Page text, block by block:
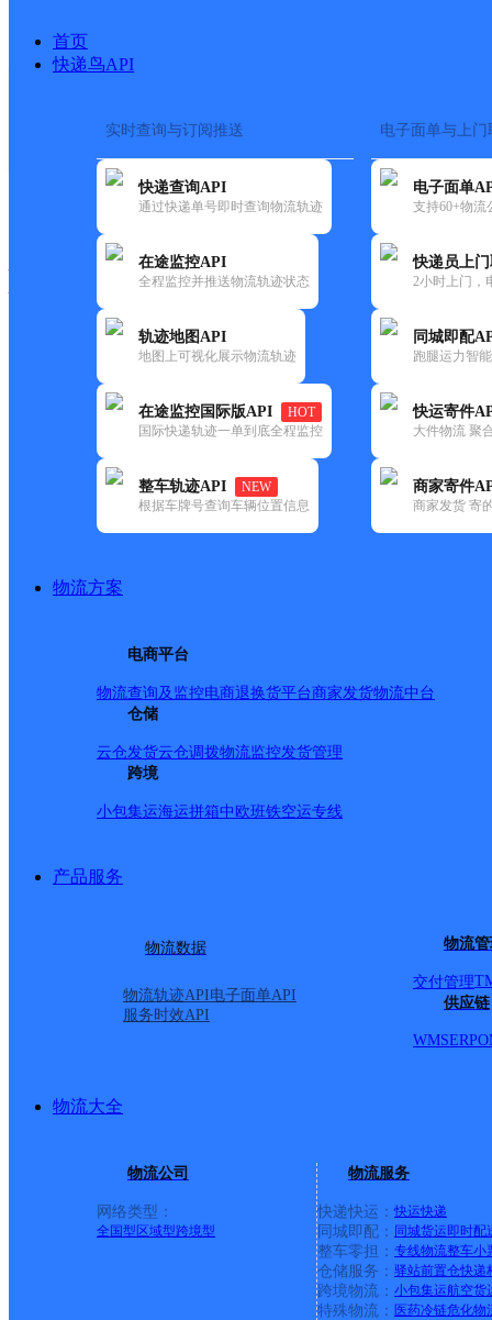
首页
快递鸟API
实时查询与订阅推送
快递查询API
通过快递单号即时查询物流轨迹
在途监控API
全程监控并推送物流轨迹状态
轨迹地图API
地图上可视化展示物流轨迹
在途监控国际版API
HOT
国际快递轨迹一单到底全程监控
整车轨迹API
NEW
根据车牌号查询车辆位置信息
电子面单与上门
电子面单
支持60+物流
快递员上
2小时上门，
同城即配
跑腿运力智
快运寄件
大件物流 聚
商家寄件
商家发货 寄
物流方案
电商平台
物流查询及监控电商退换货平台商家发货物流中台
仓储
云仓发货云仓调拨物流监控发货管理
跨境
小包集运海运拼箱中欧班铁空运专线
产品服务
物流数据
物流轨迹API电子面单API
服务时效API
物流
交付管理
供应链
WMSERP
物流大全
物流公司
网络类型：
全国型 区域型跨境型
物流服务
快递快运： 快运快递
同城即配： 同城货运即时配
整车零担： 专线物流整车小
仓储服务： 驿站前置仓快递
跨境物流： 小包集运航空货
特殊物流： 医药冷链危化物
快运大全 快递时效
优速
UH福州马尾
更新时间：2022-07-12 00:00:00
所属快递：优速快递
所属区域：福建省-福州市-马尾区
网点地址：福建省福州市马尾区福州市兴业路6号
网点负责人：